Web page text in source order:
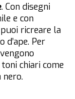
. Con disegni
e con
ricreare la
Per
chiari come
nero.